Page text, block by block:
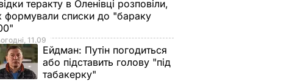
теракту в Оленівці розповіли,
формували списки до "бараку
11.09
Ейдман: Путін погодиться
або підставить голову "під
табакерку"